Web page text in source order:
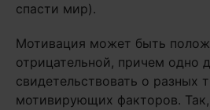
спасти мир).
Мотивация может быть
отрицательной, причем одно
свидетельствовать о разных
мотивирующих факторов. Так,